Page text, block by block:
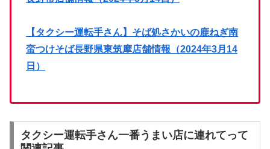
【タクシー運転手さん】そば処さかいの鹿ねぎ南
蛮つけそば長野県東筑摩店舗情報（2024年3月14
日）
タクシー運転手さん一番うまい店に連れてって